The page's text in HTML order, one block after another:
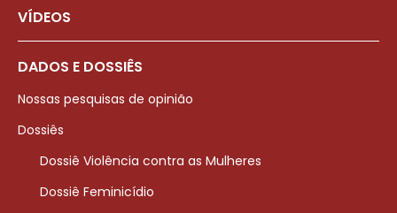
VÍDEOS
DADOS E DOSSIÊS
Nossas pesquisas de opinião
Dossiês
Dossiê Violência contra as Mulheres
Dossiê Feminicídio